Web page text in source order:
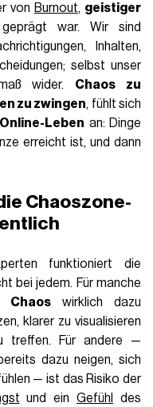
von Burnout, geistiger
war. Wir sind
Inhalten,
selbst unser
wider. Chaos zu
zu zwingen, fühlt sich
Leben an: Dinge
erreicht ist, und dann
Chaoszone-
funktioniert die
bei jedem. Für manche
Chaoswirklich dazu
klarer zu visualisieren
treffen. Für andere —
dazu neigen, sich
— ist das Risiko der
und einGefühl
des